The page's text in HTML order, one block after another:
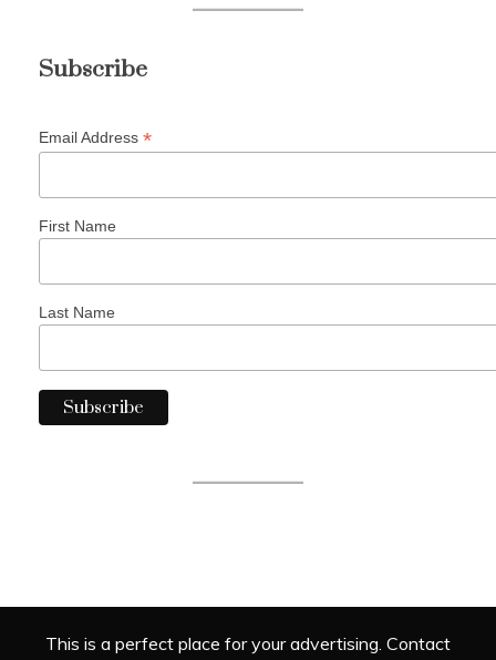
Subscribe
Email Address *
First Name
Last Name
This is a perfect place for your advertising. Contact